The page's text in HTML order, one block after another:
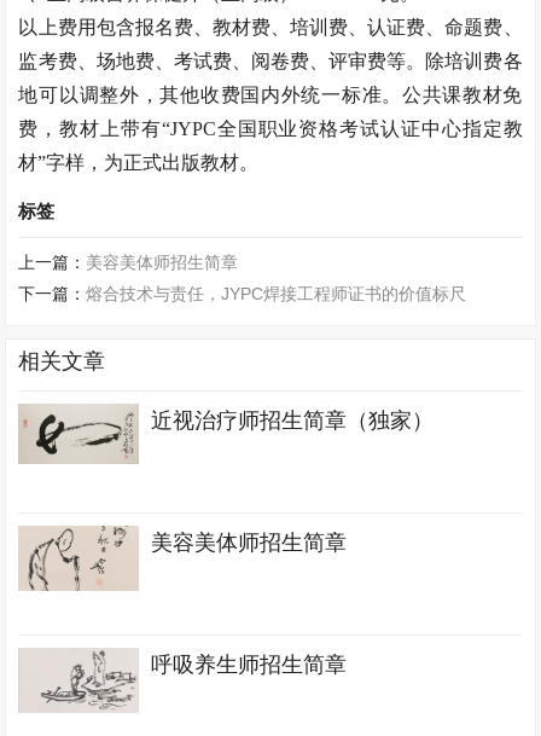
以上费用包含报名费、教材费、培训费、认证费、命题费、
监考费、场地费、考试费、阅卷费、评审费等。除培训费各
地可以调整外，其他收费国内外统一标准。公共课教材免
费，教材上带有“JYPC全国职业资格考试认证中心指定教
材”字样，为正式出版教材。
标签
上一篇： 美容美体师招生简章
下一篇：熔合技术与责任，JYPC焊接工程师证书的价值标尺
相关文章
近视治疗师招生简章（独家）
美容美体师招生简章
呼吸养生师招生简章